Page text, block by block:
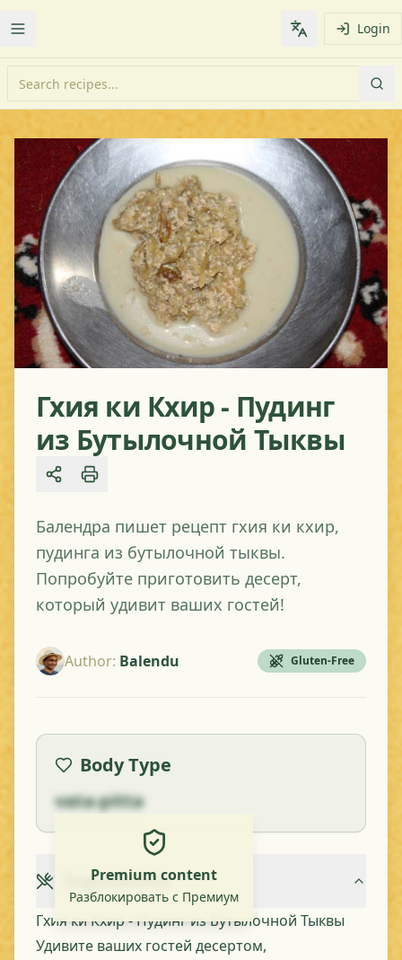
Toggle Menu Change Login
Гхия ки Кхир - Пудинг
из Бутылочной Тыквы
Share
Балендра пишет рецепт гхия ки кхир,
пудинга из бутылочной тыквы.
Попробуйте приготовить десерт,
который удивит ваших гостей!
Author: Balendu Gluten-Free
Body Type
vata-pitta
Premium content
Разблокировать с Премиум
Ingredients
Гхия ки Кхир - Пудинг из Бутылочной Тыквы
Удивите ваших гостей десертом,